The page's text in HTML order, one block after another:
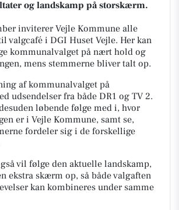
og landskamp på storskærm.
inviterer Vejle Kommune alle
valgcafé i DGI Huset Vejle. Her kan
kommunalvalget på nært hold og
mens stemmerne bliver talt op.
af kommunalvalget på
udsendelser fra både DR1 og TV 2.
løbende følge med i, hvor
er i Vejle Kommune, samt se,
fordeler sig i de forskellige
vil følge den aktuelle landskamp,
ekstra skærm op, så både valgaften
kan kombineres under samme